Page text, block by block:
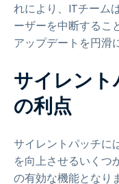
れにより、ITチーム
ーザーを中断するこ
アップデートを円滑
サイレン
の利点
サイレントパッチに
を向上させるいくつ
の有効な機能となり